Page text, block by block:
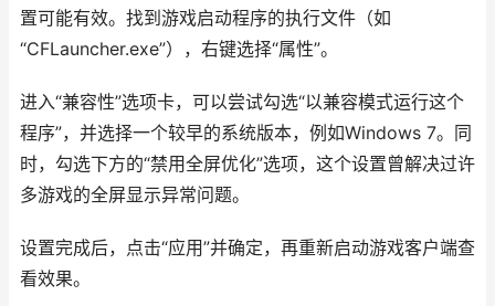
置可能有效。找到游戏启动程序的执行文件（如
“CFLauncher.exe”），右键选择“属性”。
进入“兼容性”选项卡，可以尝试勾选“以兼容模式运行这个
程序”，并选择一个较早的系统版本，例如Windows 7。同
时，勾选下方的“禁用全屏优化”选项，这个设置曾解决过许
多游戏的全屏显示异常问题。
设置完成后，点击“应用”并确定，再重新启动游戏客户端查
看效果。